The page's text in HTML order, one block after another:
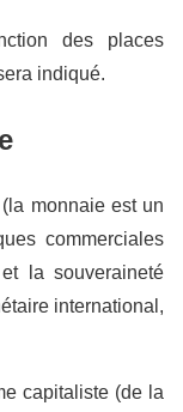
des places
indiqué.
monnaie est un
commerciales
la souveraineté
international,
capitaliste (de la